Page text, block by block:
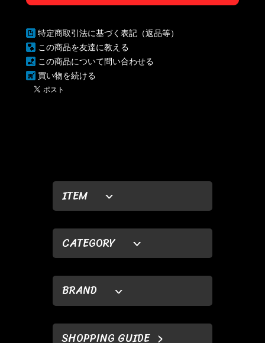
ITEM
CATEGORY
BRAND
SHOPPING GUIDE
特定商取引法に基づく表記（返品等）
この商品を友達に教える
この商品について問い合わせる
買い物を続ける